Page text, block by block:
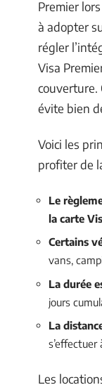
Premier
à adopter
régler
Visa
couverture.
évite bien
Voici les
profiter de
Le
la carte
Certains
vans,
La durée
jours
La
s’effectuer
Les